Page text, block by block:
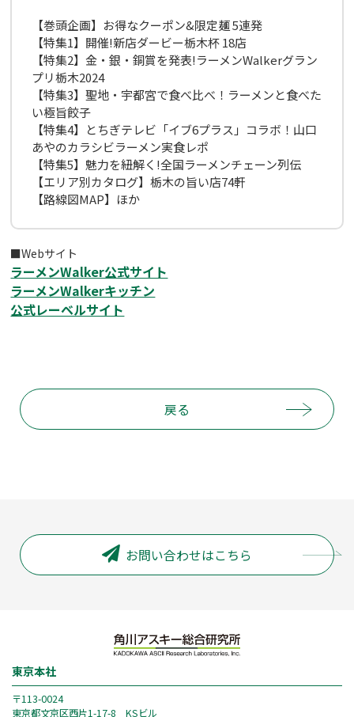
【巻頭企画】お得なクーポン&限定麺 5連発
【特集1】開催!新店ダービー栃木杯 18店
【特集2】金・銀・銅賞を発表!ラーメンWalkerグラン
プリ栃木2024
【特集3】聖地・宇都宮で食べ比べ！ラーメンと食べた
い極旨餃子
【特集4】とちぎテレビ「イブ6プラス」コラボ！山口
あやのカラシビラーメン実食レポ
【特集5】魅力を紐解く!全国ラーメンチェーン列伝
【エリア別カタログ】栃木の旨い店74軒
【路線図MAP】ほか
■Webサイト
ラーメンWalker公式サイト
ラーメンWalkerキッチン
公式レーベルサイト
戻る
お問い合わせはこちら
東京本社
〒113-0024
東京都文京区西片1-17-8 KSビル